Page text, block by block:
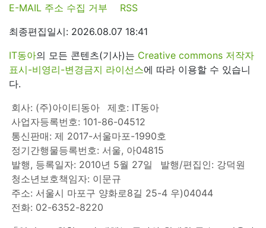
E-MAIL 주소 수집 거부
RSS
최종편집일시: 2026.08.07 18:41
IT동아의 모든 콘텐츠(기사)는 Creative commons 저작자
표시-비영리-변경금지 라이선스에 따라 이용할 수 있습니
다.
회사: (주)아이티동아
제호: IT동아
사업자등록번호: 101-86-04512
통신판매: 제 2017-서울마포-1990호
정기간행물등록번호: 서울, 아04815
발행, 등록일자: 2010년 5월 27일
발행/편집인: 강덕원
청소년보호책임자: 이문규
주소: 서울시 마포구 양화로8길 25-4 우)04044
전화: 02-6352-8220